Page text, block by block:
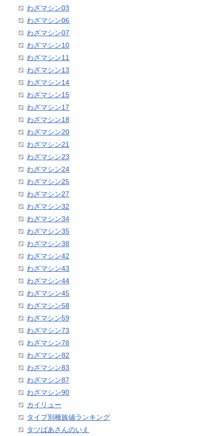
わざマシン03
わざマシン06
わざマシン07
わざマシン10
わざマシン11
わざマシン13
わざマシン14
わざマシン15
わざマシン17
わざマシン18
わざマシン20
わざマシン21
わざマシン23
わざマシン24
わざマシン25
わざマシン27
わざマシン32
わざマシン34
わざマシン35
わざマシン38
わざマシン42
わざマシン43
わざマシン44
わざマシン45
わざマシン58
わざマシン59
わざマシン73
わざマシン78
わざマシン82
わざマシン83
わざマシン87
わざマシン90
カイリュー
タイプ別種族値ランキング
タツばあさんのいえ